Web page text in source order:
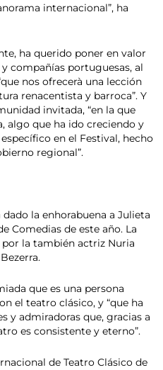
internacional”, ha
ha querido poner en valor
compañías portuguesas, al
nos ofrecerà una lección
renacentista y barroca”. Y
invitada, “en la que
algo que ha ido creciendo y
en el Festival, hecho
regional”.
la enhorabuena a Julieta
Comedias de este año. La
la también actriz Nuria
que es una persona
el teatro clásico, y “que ha
y admiradoras que, gracias a
es consistente y eterno”.
de Teatro Clásico de